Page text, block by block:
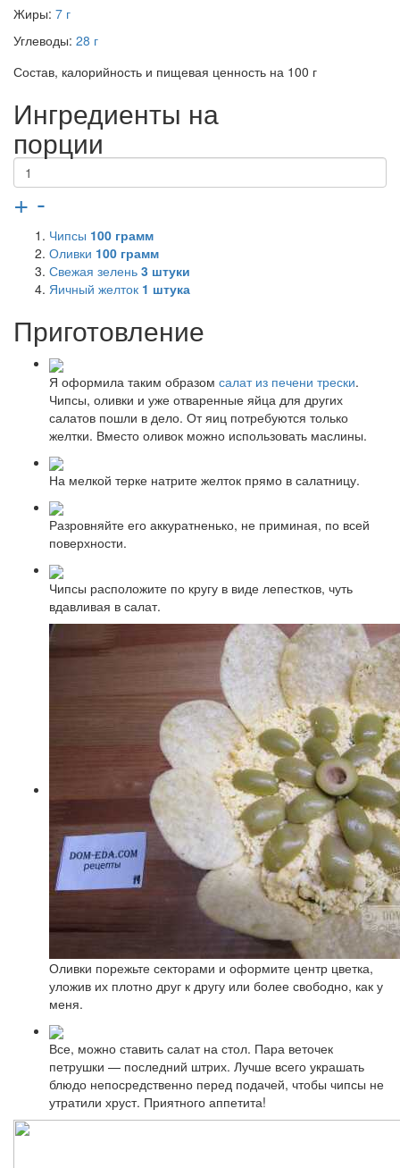
Жиры: 7 г
Углеводы: 28 г
Состав, калорийность и пищевая ценность на 100 г
Ингредиенты на
порции
+ -
Чипсы 100 грамм
Оливки 100 грамм
Свежая зелень 3 штуки
Яичный желток 1 штука
Приготовление
Я оформила таким образом салат из печени трески.
Чипсы, оливки и уже отваренные яйца для других
салатов пошли в дело. От яиц потребуются только
желтки. Вместо оливок можно использовать маслины.
На мелкой терке натрите желток прямо в салатницу.
Разровняйте его аккуратненько, не приминая, по всей
поверхности.
Чипсы расположите по кругу в виде лепестков, чуть
вдавливая в салат.
Оливки порежьте секторами и оформите центр цветка,
уложив их плотно друг к другу или более свободно, как у
меня.
Все, можно ставить салат на стол. Пара веточек
петрушки — последний штрих. Лучше всего украшать
блюдо непосредственно перед подачей, чтобы чипсы не
утратили хруст. Приятного аппетита!